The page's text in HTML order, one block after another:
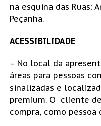
na esquina das Ruas:
Peçanha.
ACESSIBILIDADE
– No local da
áreas para pessoas
sinalizadas e
premium. O cliente
compra, como pessoa